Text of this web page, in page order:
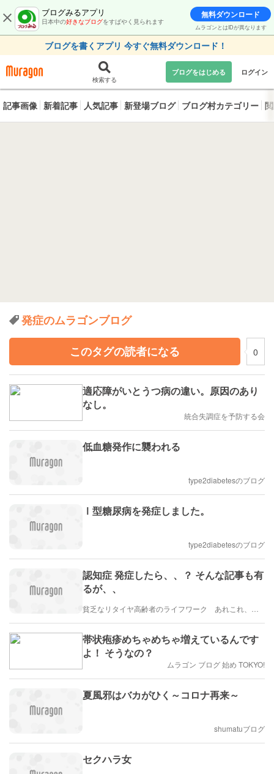
ブログみるアプリ
日本中の好きなブログをすばやく見られます
無料ダウンロード
ムラゴンとはIDが異なります
ブログを書くアプリ 今すぐ無料ダウンロード！
検索する
ブログをはじめる ログイン
記事画像 新着記事 人気記事 新登場ブログ ブログ村カテゴリー
発症のムラゴンブログ
このタグの読者になる
0
適応障がいとうつ病の違い。原因のあり
なし。
統合失調症を予防する会
低血糖発作に襲われる
type2diabetesのブログ
Ⅰ型糖尿病を発症しました。
type2diabetesのブログ
認知症 発症したら、、？ そんな記事も有
るが、、
帯状疱疹めちゃめちゃ増えているんです
よ！ そうなの？
ムラゴン ブログ 始め TOKYO!
夏風邪はバカがひく～コロナ再来～
shumatuブログ
セクハラ女